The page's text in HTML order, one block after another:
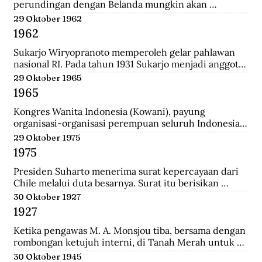
perundingan dengan Belanda mungkin akan
dilanjutkan bulan depan, dan akan mendatangkan
kepastian.
29 Oktober 1962
1962
Sukarjo Wiryopranoto memperoleh gelar pahlawan
nasional RI. Pada tahun 1931 Sukarjo menjadi anggota
Volksraad bersama dr. Sutomo, ia mendirikan
Persatuan Bangsa Indonesia (PBI). Kemudia tahun
1936, pindah ke Partai Indonesia Raya (Parindra).
Seteleh kemerdekaan, Sukarjo pernah menduduki
jabatan Duta Besar Indonesia Republik Indonesia di
Vatikan, Duta Besar Luar Biasa di Italia.
29 Oktober 1965
1965
Kongres Wanita Indonesia (Kowani), payung
organisasi-organisasi perempuan seluruh Indonesia,
mengeluarkan Gerwani sebagai anggota.
29 Oktober 1975
1975
Presiden Suharto menerima surat kepercayaan dari
Chile melalui duta besarnya. Surat itu berisikan
adanya hubungan diplomatik antara Indonesia-CHile.
30 Oktober 1927
1927
Ketika pengawas M. A. Monsjou tiba, bersama dengan
rombongan ketujuh interni, di Tanah Merah untuk
menggantikan Kapten Becking sebagai penguasa
30 Oktober 1945